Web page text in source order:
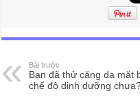
Bài trước
Bạn đã thử căng da mặt
chế độ dinh dưỡng